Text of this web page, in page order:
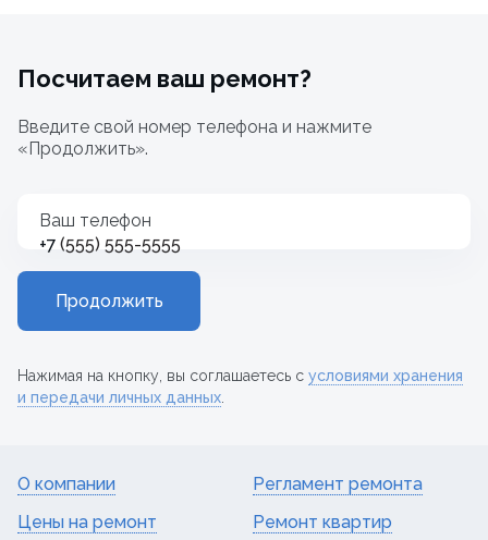
Посчитаем ваш ремонт?
Введите свой номер телефона и нажмите
«Продолжить».
Ваш телефон
+7
Продолжить
Нажимая на кнопку, вы соглашаетесь с условиями хранения
и передачи личных данных
О компании
Цены на ремонт
Регламент ремонта
Ремонт квартир